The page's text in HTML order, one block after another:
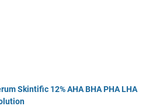
Skintific 12% AHA BHA PHA LHA